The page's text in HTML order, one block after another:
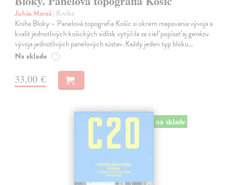
Juhás Maroš| Kniha
Kniha Bloky – Panelová topografia Košíc si okrem mapovania vývoja a
kvalít jednotlivých košických sídlisk vytýčila za cieľ popísať aj genézu
vývoja jednotlivých panelových sústav. Každý jeden typ bloku…
Na sklade ?
33,00 €
na sklade